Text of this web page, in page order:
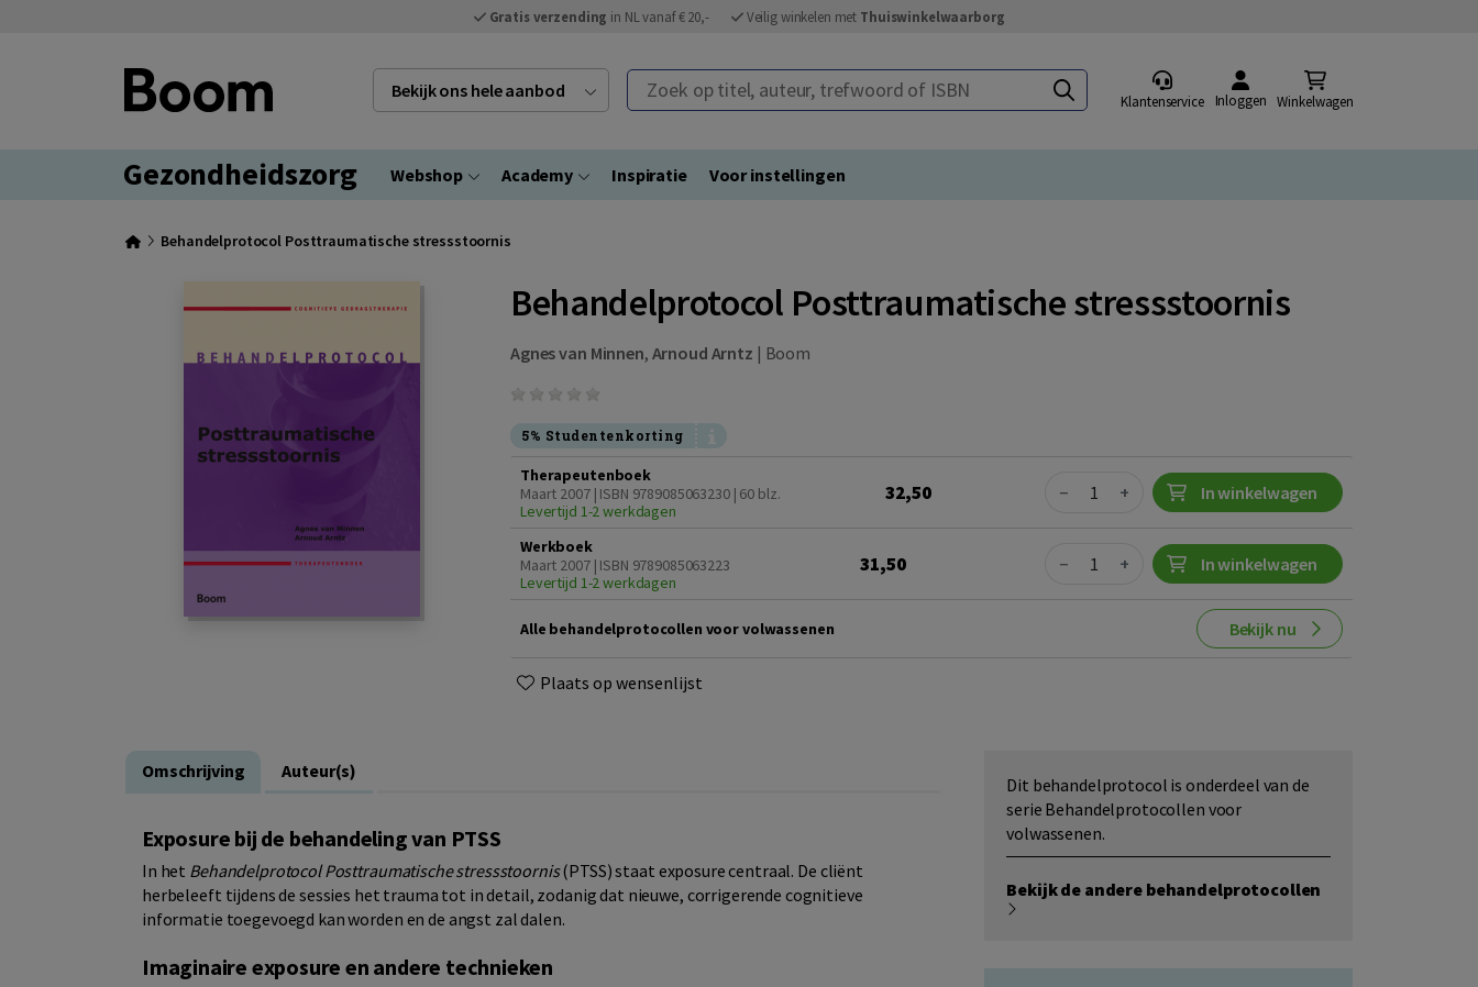
Gratis verzending in NL vanaf € 20,- Veilig winkelen met Thuiswinkelwaarborg
Bekijk ons hele aanbod Zoek op titel, auteur, trefwoord of ISBN
Klantenservice Inloggen Winkelwagen
Gezondheidszorg Webshop Academy Inspiratie Voor instellingen
Behandelprotocol Posttraumatische stressstoornis
Behandelprotocol Posttraumatische stressstoornis
Agnes van Minnen, Arnoud Arntz | Boom
5% Studentenkorting
Therapeutenboek
Maart 2007 | ISBN 9789085063230 | 60 blz.
Levertijd 1-2 werkdagen
32,50 Quantity
− + In winkelwagen
Werkboek
Maart 2007 | ISBN 9789085063223
Levertijd 1-2 werkdagen
31,50 Quantity
− + In winkelwagen
Alle behandelprotocollen voor volwassenen Bekijk nu
Plaats op wensenlijst
Omschrijving Auteur(s)
Exposure bij de behandeling van PTSS
In het Behandelprotocol Posttraumatische stressstoornis(PTSS) staat exposure centraal. De cliënt
herbeleeft tijdens de sessies het trauma tot in detail, zodanig dat nieuwe, corrigerende cognitieve
informatie toegevoegd kan worden en de angst zal dalen.
Imaginaire exposure en andere technieken
Dit behandelprotocol is onderdeel van de
serie Behandelprotocollen voor
volwassenen.
Bekijk de andere behandelprotocollen